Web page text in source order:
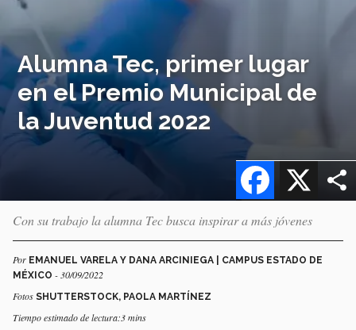
Alumna Tec, primer lugar
en el Premio Municipal de
la Juventud 2022
X
Facebook
Con su trabajo la alumna Tec busca inspirar a más jóvenes
Por EMANUEL VARELA Y DANA ARCINIEGA | CAMPUS ESTADO DE
MÉXICO - 30/09/2022
Fotos SHUTTERSTOCK, PAOLA MARTÍNEZ
Tiempo estimado de lectura:3 mins